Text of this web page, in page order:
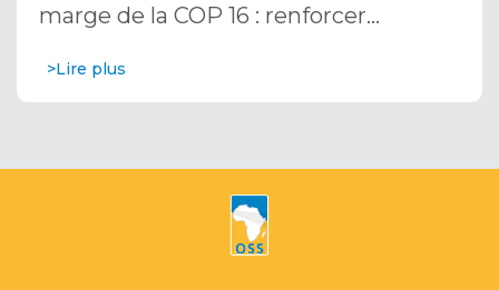
Multirisques. 12 décembre 2024
marge de la COP 16 : renforcer…
>Lire plus